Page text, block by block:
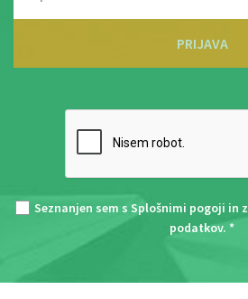
PRIJAVA
Seznanjen sem s Splošnimi pogoji in z
podatkov. *